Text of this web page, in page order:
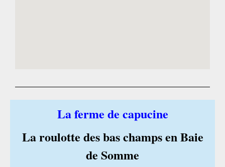
La ferme de capucine
La roulotte des bas champs en Baie
de Somme